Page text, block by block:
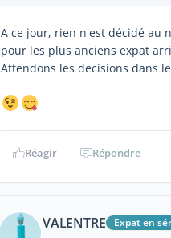
A ce jour, rien n'est décidé au
pour les plus anciens expat
Attendons les decisions dans
Réagir Répondre
VALENTRE
Expat en